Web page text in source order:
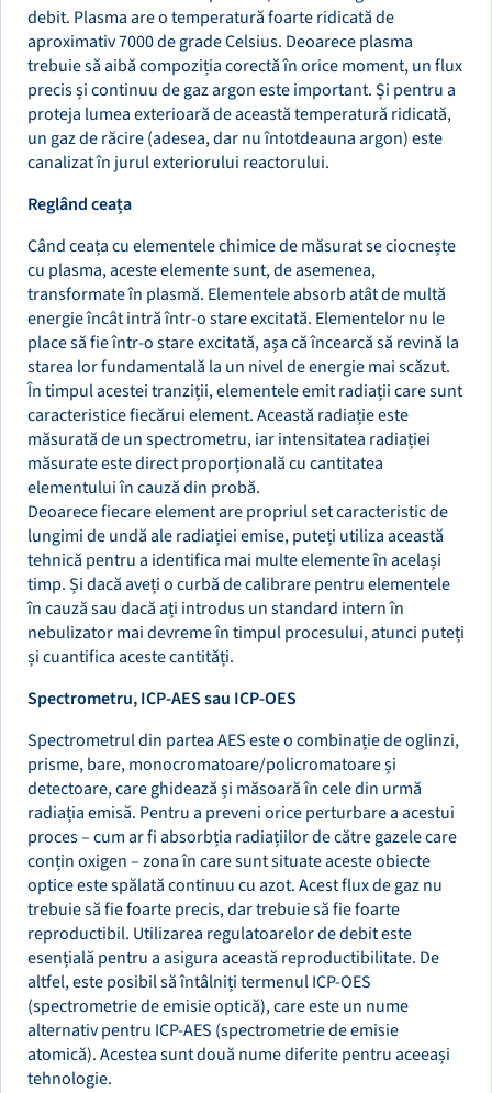
debit. Plasma are o temperatură foarte ridicată de
aproximativ 7000 de grade Celsius. Deoarece plasma
trebuie să aibă compoziția corectă în orice moment, un flux
precis și continuu de gaz argon este important. Și pentru a
proteja lumea exterioară de această temperatură ridicată,
un gaz de răcire (adesea, dar nu întotdeauna argon) este
canalizat în jurul exteriorului reactorului.
Reglând ceața
Când ceața cu elementele chimice de măsurat se ciocnește
cu plasma, aceste elemente sunt, de asemenea,
transformate în plasmă. Elementele absorb atât de multă
energie încât intră într-o stare excitată. Elementelor nu le
place să fie într-o stare excitată, așa că încearcă să revină la
starea lor fundamentală la un nivel de energie mai scăzut.
În timpul acestei tranziții, elementele emit radiații care sunt
caracteristice fiecărui element. Această radiație este
măsurată de un spectrometru, iar intensitatea radiației
măsurate este direct proporțională cu cantitatea
elementului în cauză din probă.
Deoarece fiecare element are propriul set caracteristic de
lungimi de undă ale radiației emise, puteți utiliza această
tehnică pentru a identifica mai multe elemente în același
timp. Și dacă aveți o curbă de calibrare pentru elementele
în cauză sau dacă ați introdus un standard intern în
nebulizator mai devreme în timpul procesului, atunci puteți
și cuantifica aceste cantități.
Spectrometru, ICP-AES sau ICP-OES
Spectrometrul din partea AES este o combinație de oglinzi,
prisme, bare, monocromatoare/policromatoare și
detectoare, care ghidează și măsoară în cele din urmă
radiația emisă. Pentru a preveni orice perturbare a acestui
proces – cum ar fi absorbția radiațiilor de către gazele care
conțin oxigen – zona în care sunt situate aceste obiecte
optice este spălată continuu cu azot. Acest flux de gaz nu
trebuie să fie foarte precis, dar trebuie să fie foarte
reproductibil. Utilizarea regulatoarelor de debit este
esențială pentru a asigura această reproductibilitate. De
altfel, este posibil să întâlniți termenul ICP-OES
(spectrometrie de emisie optică), care este un nume
alternativ pentru ICP-AES (spectrometrie de emisie
atomică). Acestea sunt două nume diferite pentru aceeași
tehnologie.